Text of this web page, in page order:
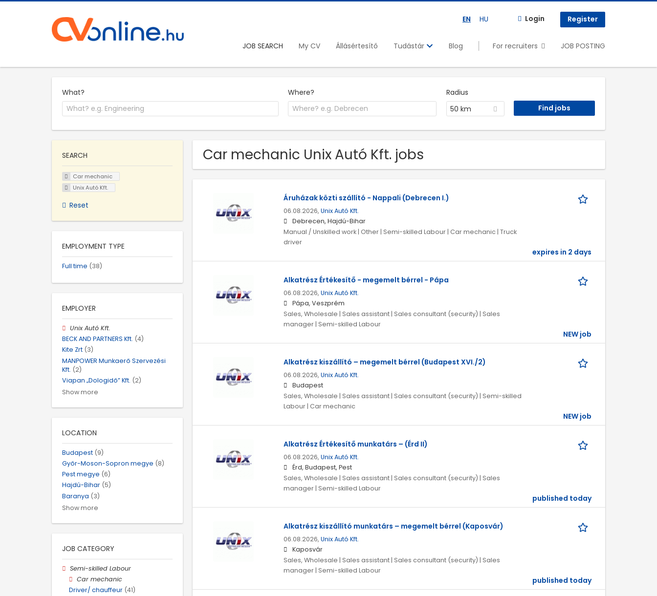
EN HU Login Register
JOB SEARCH My CV Állásértesítő Tudástár Blog For recruiters JOB POSTING
What? Where?
Radius
50 km
Car mechanic Unix Autó Kft. jobs
Áruházak közti szállító - Nappali (Debrecen I.)
06.08.2026, Unix Autó Kft.
Debrecen, Hajdú-Bihar
Manual / Unskilled work | Other | Semi-skilled Labour | Car mechanic | Truck
driver
expires in 2 days
Alkatrész Értékesítő - megemelt bérrel - Pápa
06.08.2026, Unix Autó Kft.
Pápa, Veszprém
Sales, Wholesale | Sales assistant | Sales consultant (security) | Sales
manager | Semi-skilled Labour
NEW job
Alkatrész kiszállító – megemelt bérrel (Budapest XVI./2)
06.08.2026, Unix Autó Kft.
Budapest
Sales, Wholesale | Sales assistant | Sales consultant (security) | Semi-skilled
Labour | Car mechanic
NEW job
Alkatrész Értékesítő munkatárs – (Érd II)
06.08.2026, Unix Autó Kft.
Érd, Budapest, Pest
Sales, Wholesale | Sales assistant | Sales consultant (security) | Sales
manager | Semi-skilled Labour
published today
Alkatrész kiszállító munkatárs – megemelt bérrel (Kaposvár)
06.08.2026, Unix Autó Kft.
Kaposvár
Sales, Wholesale | Sales assistant | Sales consultant (security) | Sales
manager | Semi-skilled Labour
published today
SEARCH
Car mechanic
Unix Autó Kft.
Reset
EMPLOYMENT TYPE
Full time (38)
EMPLOYER
Unix Autó Kft.
BECK AND PARTNERS Kft. (4)
Kite Zrt (3)
MANPOWER Munkaerő Szervezési
Kft. (2)
Viapan „Dologidő” Kft. (2)
Show more
LOCATION
Budapest (9)
Győr-Moson-Sopron megye (8)
Pest megye (6)
Hajdú-Bihar (5)
Baranya (3)
Show more
JOB CATEGORY
Semi-skilled Labour
Car mechanic
Driver/ chauffeur (41)